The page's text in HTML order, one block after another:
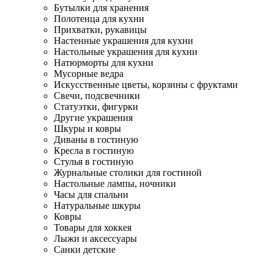
Бутылки для хранения
Полотенца для кухни
Прихватки, рукавицы
Настенные украшения для кухни
Настольные украшения для кухни
Натюрморты для кухни
Мусорные ведра
Искусственные цветы, корзины с фруктами
Свечи, подсвечники
Статуэтки, фигурки
Другие украшения
Шкуры и ковры
Диваны в гостиную
Кресла в гостиную
Стулья в гостиную
Журнальные столики для гостиной
Настольные лампы, ночники
Часы для спальни
Натуральные шкуры
Ковры
Товары для хоккея
Лыжи и аксессуары
Санки детские